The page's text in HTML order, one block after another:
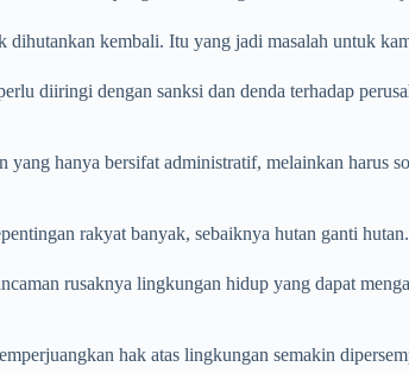
dihutankan kembali. Itu yang jadi masalah untuk
diiringi dengan sanksi dan denda terhadap
yang hanya bersifat administratif, melainkan
rakyat banyak, sebaiknya hutan ganti
rusaknya lingkungan hidup yang dapat
hak atas lingkungan semakin